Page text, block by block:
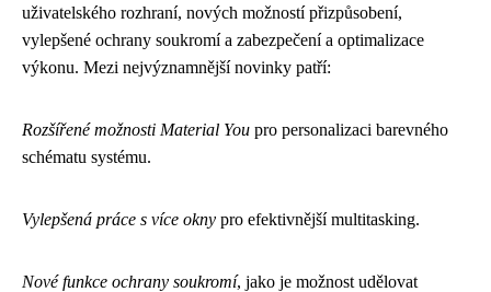
uživatelského rozhraní, nových možností přizpůsobení,
vylepšené ochrany soukromí a zabezpečení a optimalizace
výkonu. Mezi nejvýznamnější novinky patří:
Rozšířené možnosti Material You pro personalizaci barevného
schématu systému.
Vylepšená práce s více okny pro efektivnější multitasking.
Nové funkce ochrany soukromí, jako je možnost udělovat